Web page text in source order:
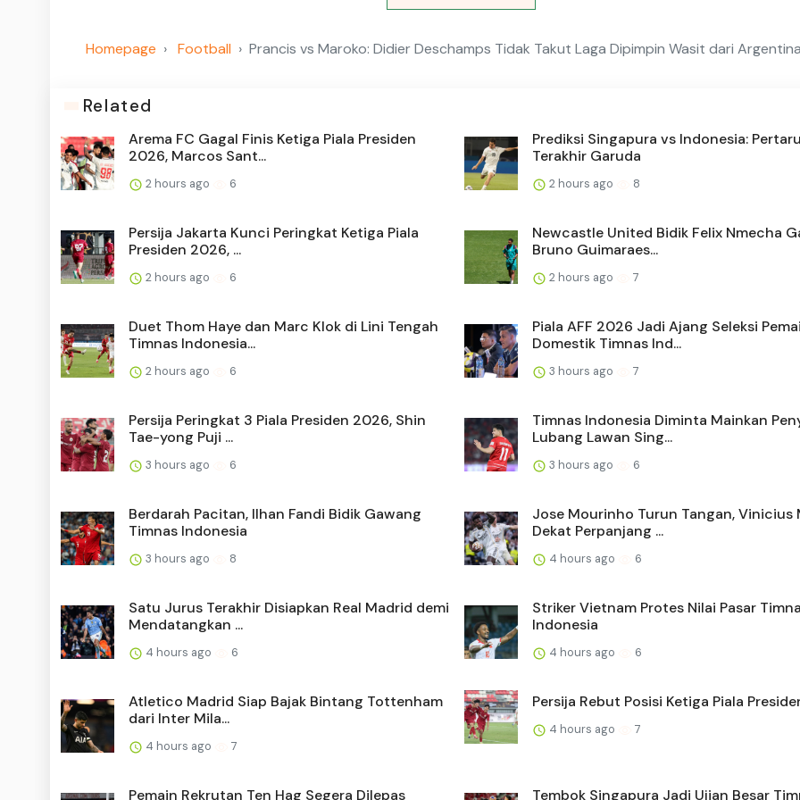
Homepage Football Prancis vs Maroko: Didier Deschamps Tidak Takut Laga Dipimpin Wasit dari
Related
Arema FC Gagal Finis Ketiga Piala Presiden
2026, Marcos Sant...
2 hours ago 6
Prediksi Singapura vs Indonesia:
Terakhir Garuda
2 hours ago 8
Persija Jakarta Kunci Peringkat Ketiga Piala
Presiden 2026, ...
2 hours ago 6
Newcastle United Bidik Felix Nmecha
Bruno Guimaraes...
2 hours ago 7
Duet Thom Haye dan Marc Klok di Lini Tengah
Timnas Indonesia...
2 hours ago 6
Piala AFF 2026 Jadi Ajang Seleksi
Domestik Timnas Ind...
3 hours ago 7
Persija Peringkat 3 Piala Presiden 2026, Shin
Tae-yong Puji ...
3 hours ago 6
Timnas Indonesia Diminta Mainkan
Lubang Lawan Sing...
3 hours ago 6
Berdarah Pacitan, Ilhan Fandi Bidik Gawang
Timnas Indonesia
3 hours ago 8
Jose Mourinho Turun Tangan, Vinicius
Dekat Perpanjang ...
4 hours ago 6
Satu Jurus Terakhir Disiapkan Real Madrid demi
Mendatangkan ...
4 hours ago 6
Striker Vietnam Protes Nilai Pasar
Indonesia
4 hours ago 6
Atletico Madrid Siap Bajak Bintang Tottenham
dari Inter Mila...
4 hours ago 7
Persija Rebut Posisi Ketiga Piala
4 hours ago 7
Pemain Rekrutan Ten Hag Segera Dilepas Tembok Singapura Jadi Ujian Besar